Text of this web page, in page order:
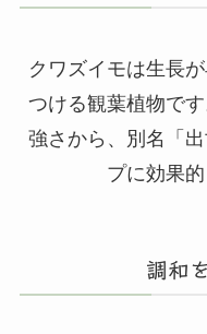
クワズイモは生長
つける観葉植物で
強さから、別名「
プに効果
調和